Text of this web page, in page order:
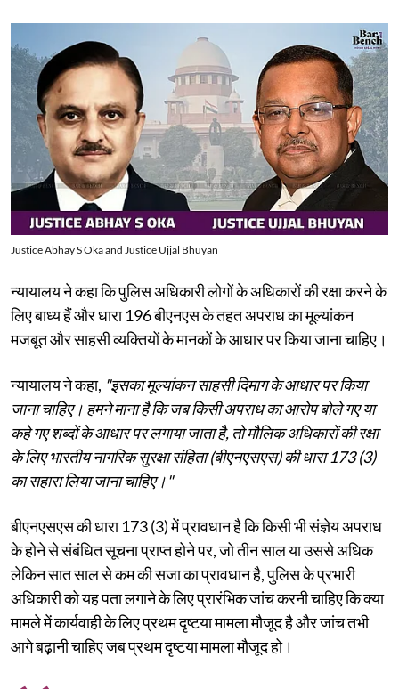
Justice Abhay S Oka and Justice Ujjal Bhuyan
न्यायालय ने कहा कि पुलिस अधिकारी लोगों के अधिकारों की रक्षा करने के
लिए बाध्य हैं और धारा 196 बीएनएस के तहत अपराध का मूल्यांकन
मजबूत और साहसी व्यक्तियों के मानकों के आधार पर किया जाना चाहिए।
न्यायालय ने कहा, "इसका मूल्यांकन साहसी दिमाग के आधार पर किया
जाना चाहिए। हमने माना है कि जब किसी अपराध का आरोप बोले गए या
कहे गए शब्दों के आधार पर लगाया जाता है, तो मौलिक अधिकारों की रक्षा
के लिए भारतीय नागरिक सुरक्षा संहिता (बीएनएसएस) की धारा 173 (3)
का सहारा लिया जाना चाहिए।"
बीएनएसएस की धारा 173 (3) में प्रावधान है कि किसी भी संज्ञेय अपराध
के होने से संबंधित सूचना प्राप्त होने पर, जो तीन साल या उससे अधिक
लेकिन सात साल से कम की सजा का प्रावधान है, पुलिस के प्रभारी
अधिकारी को यह पता लगाने के लिए प्रारंभिक जांच करनी चाहिए कि क्या
मामले में कार्यवाही के लिए प्रथम दृष्टया मामला मौजूद है और जांच तभी
आगे बढ़ानी चाहिए जब प्रथम दृष्टया मामला मौजूद हो।